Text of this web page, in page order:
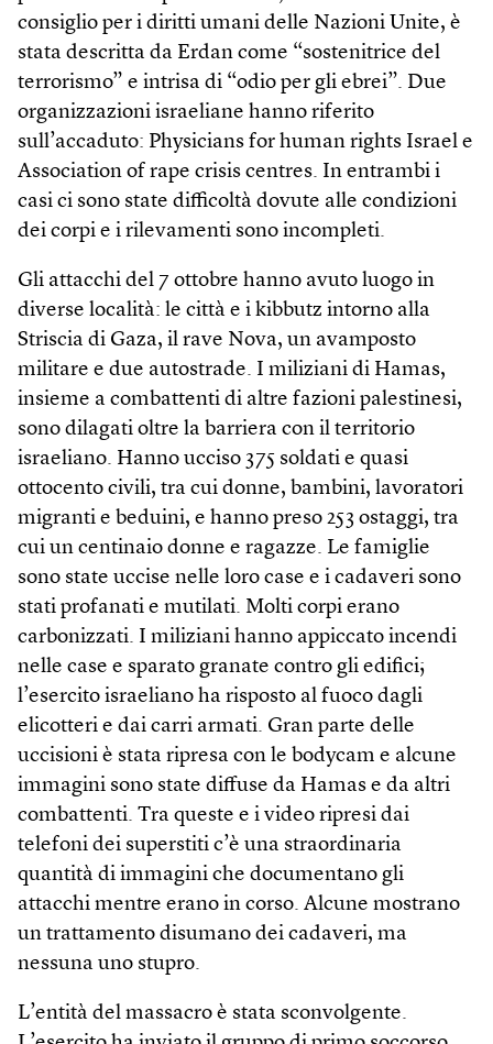
consiglio per i diritti umani delle Nazioni Unite, è
stata descritta da Erdan come “sostenitrice del
terrorismo” e intrisa di “odio per gli ebrei”. Due
organizzazioni israeliane hanno riferito
sull’accaduto: Physicians for human rights Israel e
Association of rape crisis centres. In entrambi i
casi ci sono state difficoltà dovute alle condizioni
dei corpi e i rilevamenti sono incompleti.
Gli attacchi del 7 ottobre hanno avuto luogo in
diverse località: le città e i kibbutz intorno alla
Striscia di Gaza, il rave Nova, un avamposto
militare e due autostrade. I miliziani di Hamas,
insieme a combattenti di altre fazioni palestinesi,
sono dilagati oltre la barriera con il territorio
israeliano. Hanno ucciso 375 soldati e quasi
ottocento civili, tra cui donne, bambini, lavoratori
migranti e beduini, e hanno preso 253 ostaggi, tra
cui un centinaio donne e ragazze. Le famiglie
sono state uccise nelle loro case e i cadaveri sono
stati profanati e mutilati. Molti corpi erano
carbonizzati. I miliziani hanno appiccato incendi
nelle case e sparato granate contro gli edifici;
l’esercito israeliano ha risposto al fuoco dagli
elicotteri e dai carri armati. Gran parte delle
uccisioni è stata ripresa con le bodycam e alcune
immagini sono state diffuse da Hamas e da altri
combattenti. Tra queste e i video ripresi dai
telefoni dei superstiti c’è una straordinaria
quantità di immagini che documentano gli
attacchi mentre erano in corso. Alcune mostrano
un trattamento disumano dei cadaveri, ma
nessuna uno stupro.
L’entità del massacro è stata sconvolgente.